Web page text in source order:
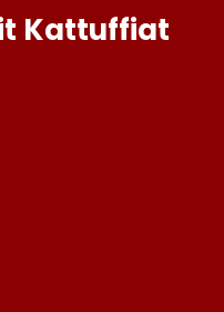
Kattuffiat